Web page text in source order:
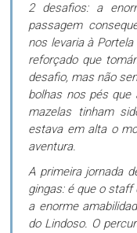
2 desafios: a
passagem
nos levaria à
reforçado que
desafio, mas não
bolhas nos pés que
mazelas tinham
estava em alta o
aventura.
A primeira jornada
gingas: é que o
a enorme
do Lindoso. O